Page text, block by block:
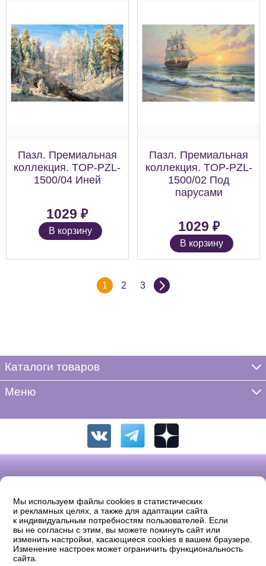
Пазл. Премиальная
коллекция. TOP-PZL-
1500/04 Иней
1029 ₽
В корзину
Пазл. Премиальная
коллекция. TOP-PZL-
1500/02 Под
парусами
1029 ₽
В корзину
1 2 3
Каталоги товаров
Меню
© 2026 «ФРЕЯ». Полное или частичное копирование, воспроизведение
в печатном виде и/или использование в любой форме, цитирование без
Мы используем файлы cookies в статистических
и рекламных целях, а также для адаптации сайта
к индивидуальным потребностям пользователей. Если
вы не согласны с этим, вы можете покинуть сайт или
изменить настройки, касающиеся cookies в вашем браузере.
Изменение настроек может ограничить функциональность
сайта.